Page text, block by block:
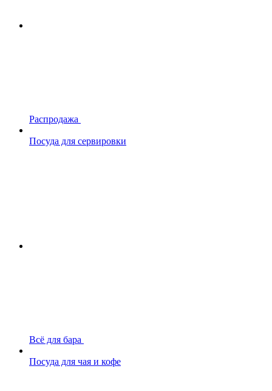
Распродажа
Посуда для сервировки
Всё для бара
Посуда для чая и кофе